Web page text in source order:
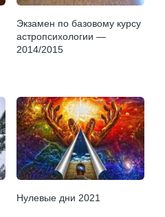
Экзамен по базовому курсу
астропсихологии —
2014/2015
Нулевые дни 2021